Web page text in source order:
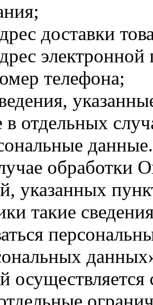
доставки
электронной
телефона;
в отдельных
данные.
обработки
указанных
такие